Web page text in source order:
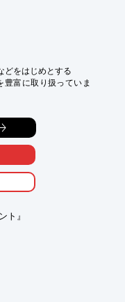
どをはじめとする
富に取り扱っていま
ローバルな販売・物流
な金属粉末を短納期で
技工物や半導体製造装
ト』